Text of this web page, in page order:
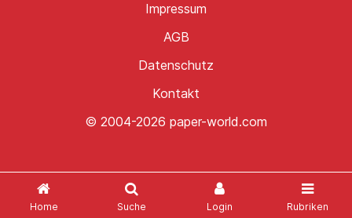
Home Suche Login Rubriken
© 2004-2026 paper-world.com
Kontakt
Datenschutz
AGB
Impressum